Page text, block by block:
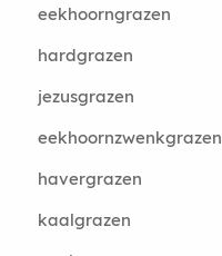
eekhoorngrazen
hardgrazen
jezusgrazen
eekhoornzwenkgrazen
havergrazen
kaalgrazen